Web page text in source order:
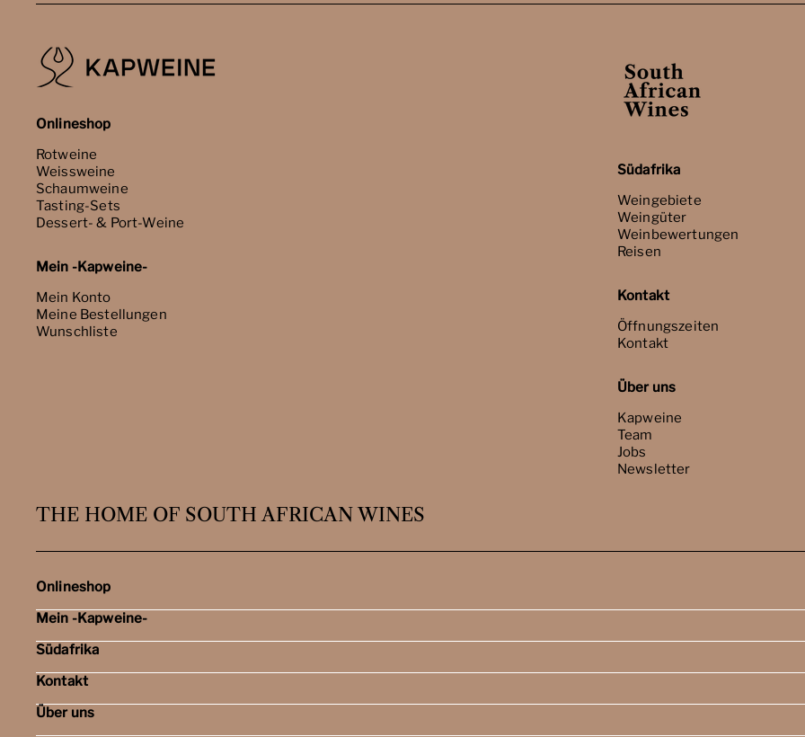
Onlineshop
Rotweine
Weissweine
Schaumweine
Tasting-Sets
Dessert- & Port-Weine
Mein -Kapweine-
Mein Konto
Meine Bestellungen
Wunschliste
Südafrika
Weingebiete
Weingüter
Weinbewertungen
Reisen
Kontakt
Öffnungszeiten
Kontakt
Über uns
Kapweine
Team
Jobs
Newsletter
THE HOME OF SOUTH AFRICAN WINES
Onlineshop
Rotweine
Weissweine
Schaumweine
Tasting-Sets
Dessert- & Port-Weine
Mein -Kapweine-
Mein Konto
Meine Bestellungen
Wunschliste
Südafrika
Weingebiete
Weingüter
Weinbewertungen
Kontakt
Öffnungszeiten
Über uns